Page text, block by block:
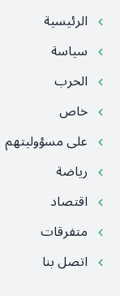
الرئيسية
سياسة
الحرب
خاص
على مسؤوليتهم
رياضة
اقتصاد
متفرقات
اتصل بنا